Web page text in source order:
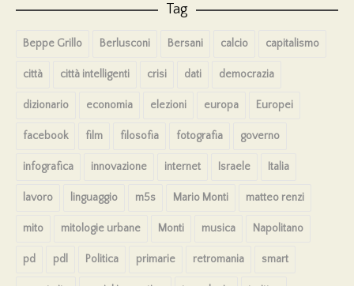
Tag
Beppe Grillo Berlusconi Bersani calcio capitalismo
città città intelligenti crisi dati democrazia
dizionario economia elezioni europa Europei
facebook film filosofia fotografia governo
infografica innovazione internet Israele Italia
lavoro linguaggio m5s Mario Monti matteo renzi
mito mitologie urbane Monti musica Napolitano
pd pdl Politica primarie retromania smart